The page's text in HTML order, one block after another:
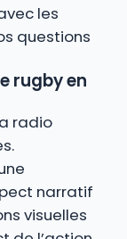
les
questions
rugby en
radio
narratif
visuelles